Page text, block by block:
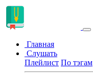
Главная
Слушать
Плейлист По тэгам